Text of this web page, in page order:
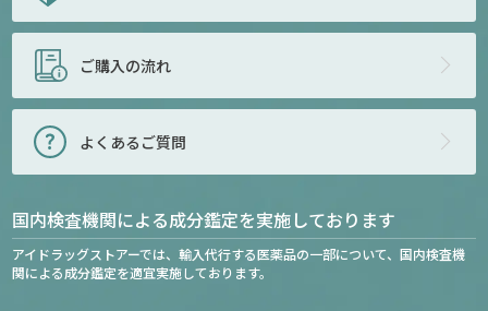
ご購入の流れ
よくあるご質問
国内検査機関による成分鑑定を実施しております
アイドラッグストアーでは、輸入代行する医薬品の一部について、国内検査機
関による成分鑑定を適宜実施しております。